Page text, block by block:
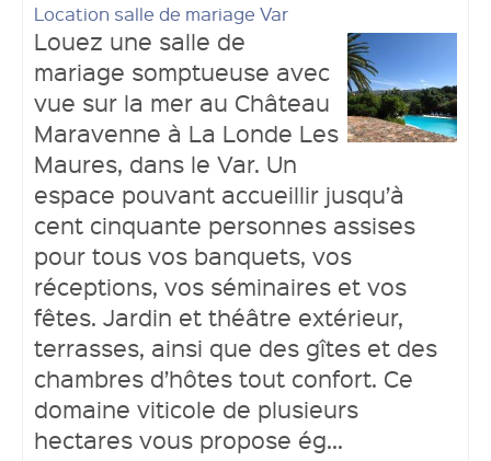
Location salle de mariage Var
Louez une salle de
mariage somptueuse avec
vue sur la mer au Château
Maravenne à La Londe Les
Maures, dans le Var. Un
espace pouvant accueillir jusqu’à
cent cinquante personnes assises
pour tous vos banquets, vos
réceptions, vos séminaires et vos
fêtes. Jardin et théâtre extérieur,
terrasses, ainsi que des gîtes et des
chambres d’hôtes tout confort. Ce
domaine viticole de plusieurs
hectares vous propose ég...